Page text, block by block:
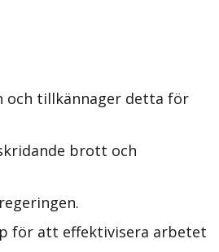
och tillkännager detta för
brott och
för att effektivisera arbetet